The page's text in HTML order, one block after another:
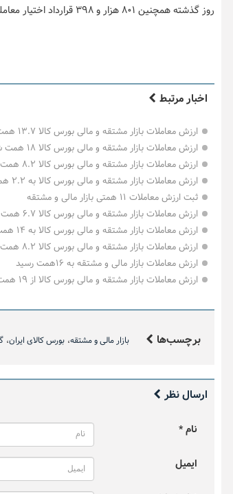
روز گذشته همچنین ۸۰۱ هزار و ۳۹۸ قرارداد اختیار معامله کالایی به ارزش ۹۳ میلیارد تومان منعقد شد.
اخبار مرتبط
ارزش معاملات بازار مشتقه و مالی بورس کالا ۱۳.۷ همت شد
ارزش معاملات بازار مشتقه و مالی بورس کالا ۱۸ همت شد
ارزش معاملات بازار مشتقه و مالی بورس کالا ۸.۲ همت شد
ارزش معاملات بازار مشتقه و مالی بورس کالا به ۲.۲ همت رسید
ثبت ارزش معاملات ۱۱ همتی بازار مالی و مشتقه
ارزش معاملات بازار مشتقه و مالی بورس کالا ۶.۷ همت شد
ارزش معاملات بازار مشتقه و مالی بورس کالا به ۱۴ همت رسید
ارزش معاملات بازار مشتقه و مالی بورس کالا ۸.۲ همت شد
ارزش معاملات بازار مالی و مشتقه به ۱۶همت رسید
ارزش معاملات بازار مشتقه و مالی بورس کالا از ۱۹ همت گذشت
برچسب‌ها بازار مالی و مشتقه بورس کالای ایران
ارسال نظر
نام *
ایمیل